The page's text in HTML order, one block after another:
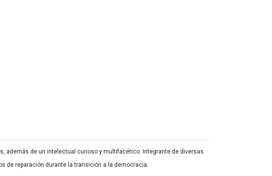
además de un intelectual curioso y multifacético. Integrante de diversas
de reparación durante la transición a la democracia.